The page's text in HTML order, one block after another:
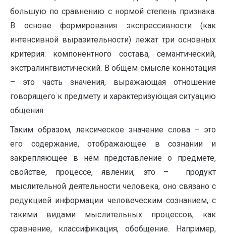
большую по сравнению с нормой степень признака.
В основе формирования экспрессивности (как
интенсивной выразительности) лежат три основных
критерия: компонентного состава, семантический,
экстралингвистический. В общем смысле коннотация
– это часть значения, выражающая отношение
говорящего к предмету и характеризующая ситуацию
общения.
Таким образом, лексическое значение слова – это
его содержание, отображающее в сознании и
закрепляющее в нём представление о предмете,
свойстве, процессе, явлении, это – продукт
мыслительной деятельности человека, оно связано с
редукцией информации человеческим сознанием, с
такими видами мыслительных процессов, как
сравнение, классификация, обобщение. Например,